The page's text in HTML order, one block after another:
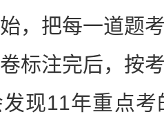
，把每一道题
标注完后，按
现11年重点